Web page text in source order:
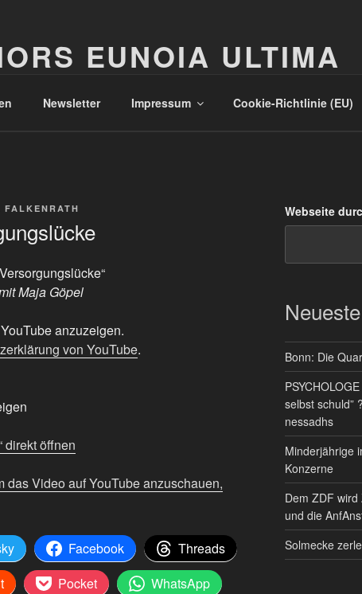
EUNOIA ULTIMA
Newsletter Impressum Cookie-Richtlinie (EU)
Maja Göpel
anzuzeigen.
von YouTube.
direkt öffnen
das Video auf YouTube anzuschauen,
Facebook
Threads
Pocket
WhatsApp
Webseite
Bonn: Die
selbst schuld”
nessadhs
Minderjährige
Konzerne
Dem ZDF
und die
Solmecke